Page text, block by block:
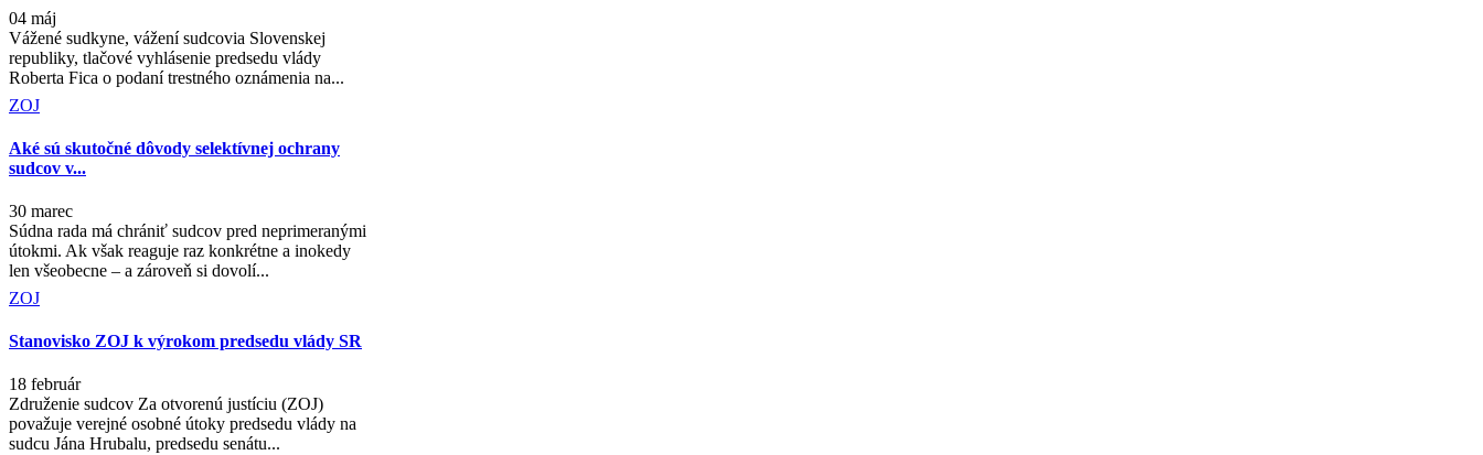
04 máj
Vážené sudkyne, vážení sudcovia Slovenskej
republiky, tlačové vyhlásenie predsedu vlády
Roberta Fica o podaní trestného oznámenia na...
ZOJ
Aké sú skutočné dôvody selektívnej ochrany
sudcov v...
30 marec
Súdna rada má chrániť sudcov pred neprimeranými
útokmi. Ak však reaguje raz konkrétne a inokedy
len všeobecne – a zároveň si dovolí...
ZOJ
Stanovisko ZOJ k výrokom predsedu vlády SR
18 február
Združenie sudcov Za otvorenú justíciu (ZOJ)
považuje verejné osobné útoky predsedu vlády na
sudcu Jána Hrubalu, predsedu senátu...